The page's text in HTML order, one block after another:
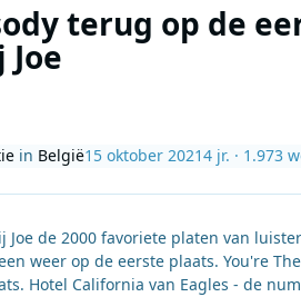
terug op de
Joe
in België15 oktober 20214 jr. · 1.973
de 2000 favoriete platen van
weer op de eerste plaats. You're
Hotel California van Eagles - de